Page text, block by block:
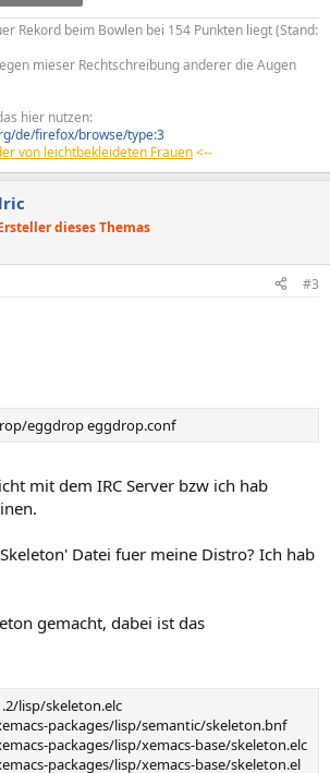
Rekord beim Bowlen bei 154 Punkten liegt (Stand:
mieser Rechtschreibung anderer die Augen
hier nutzen:
de/firefox/browse/type:3
von leichtbekleideten Frauen<--
dieses Themas
#3
eggdrop eggdrop.conf
mit dem IRC Server bzw ich hab
Datei fuer meine Distro? Ich hab
gemacht, dabei ist das
lisp/skeleton.elc
packages/lisp/semantic/skeleton.bnf
packages/lisp/xemacs-base/skeleton.elc
packages/lisp/xemacs-base/skeleton.el